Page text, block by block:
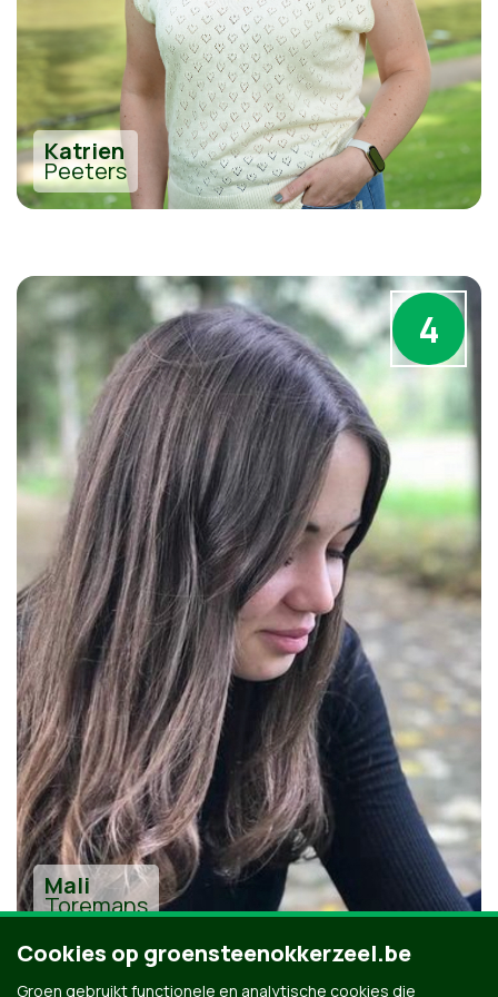
Katrien
Peeters
4
Mali
Toremans
Cookies op groensteenokkerzeel.be
Groen gebruikt functionele en analytische cookies die